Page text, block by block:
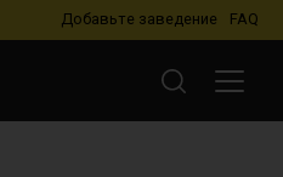
Добавьте заведение FAQ